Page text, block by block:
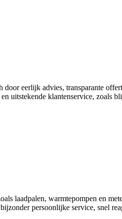
eerlijk advies, transparante
uitstekende klantenservice, zoals
laadpalen, warmtepompen en
persoonlijke service, snel